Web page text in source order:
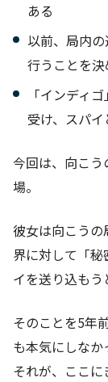
ある
以前、局内
行うことを決
「インディ
受け、スパ
今回は、向こ
場。
彼女は向こう
界に対して「
イを送り込もう
そのことを5年
も本気にしなか
それが、ここ